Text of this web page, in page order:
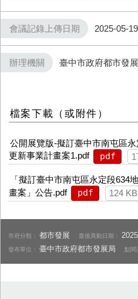
會議記錄上傳日期 2025-05-19
辦理機關 臺中市政府都市發
檔案下載（或附件）
公開展覽版-擬訂臺中市南屯區
更新事業計畫案1.pdf
pdf
「擬訂臺中市南屯區永定段634
畫案」公告.pdf
pdf 124 KB
市府分類：都市發展 最後異動日期：
發布單位：臺中市政府都市發展局 點